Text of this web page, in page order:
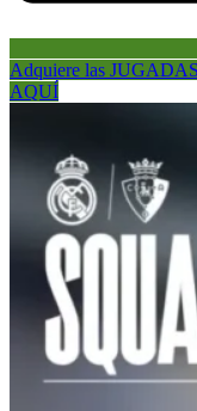
Adquiere las
AQUÍ